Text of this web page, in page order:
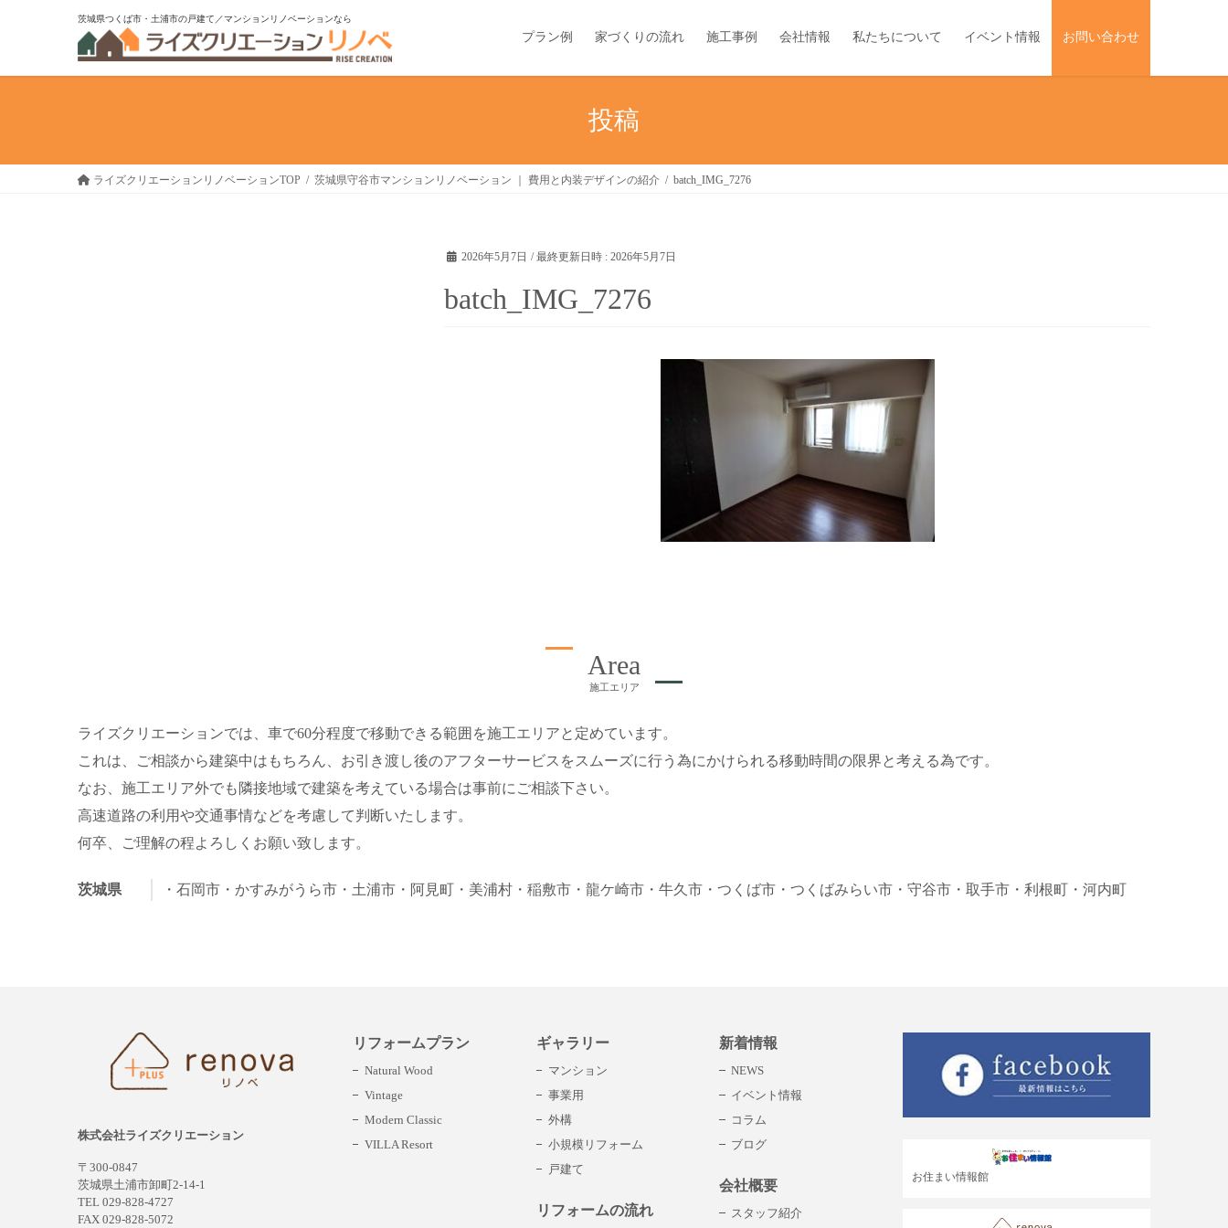
ン
キ
ー
に
茨城県つくば市・土浦市の戸建て／マンションリノベーションなら
プラン例 家づくりの流れ 施工事例 会社情報 私たちについて イベント情報 お問い合わせ
投稿
ライズクリエーションリノベーションTOP 茨城県守谷市マンションリノベーション ｜ 費用と内装デザインの紹介 batch_IMG_7276
2026年5月7日 / 最終更新日時 :2026年5月7日
batch_IMG_7276
Area
施工エリア
ライズクリエーションでは、車で60分程度で移動できる範囲を施工エリアと定めています。
これは、ご相談から建築中はもちろん、お引き渡し後のアフターサービスをスムーズに行う為にかけられる移動時間の限界と考える為です。
なお、施工エリア外でも隣接地域で建築を考えている場合は事前にご相談下さい。
高速道路の利用や交通事情などを考慮して判断いたします。
何卒、ご理解の程よろしくお願い致します。
茨城県 ・石岡市 ・かすみがうら市 ・土浦市 ・阿見町 ・美浦村 ・稲敷市 ・龍ケ崎市 ・牛久市 ・つくば市 ・つくばみらい市 ・守谷市 ・取手市 ・利根町 ・河内町
株式会社ライズクリエーション
〒300-0847
茨城県土浦市卸町2-14-1
TEL 029-828-4727
FAX 029-828-5072
リフォームプラン
Natural Wood
Vintage
Modern Classic
VILLA Resort
ギャラリー
マンション
事業用
外構
小規模リフォーム
戸建て
リフォームの流れ
新着情報
NEWS
イベント情報
コラム
ブログ
会社概要
スタッフ紹介
お住まい情報館